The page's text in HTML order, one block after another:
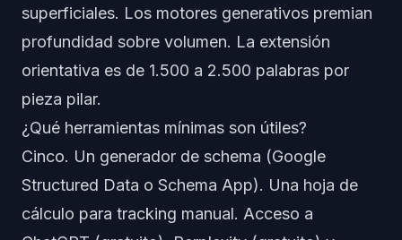
superficiales. Los motores generativos premian
profundidad sobre volumen. La extensión
orientativa es de 1.500 a 2.500 palabras por
pieza pilar.
¿Qué herramientas mínimas son útiles?
Cinco. Un generador de schema (Google
Structured Data o Schema App). Una hoja de
cálculo para tracking manual. Acceso a